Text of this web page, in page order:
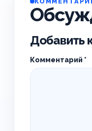
Добавить
Комментарий *